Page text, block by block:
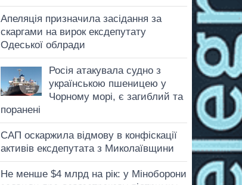
Апеляція призначила засідання за
скаргами на вирок ексдепутату
Одеської облради
Росія атакувала судно з
українською пшеницею у
Чорному морі, є загиблий та
поранені
САП оскаржила відмову в конфіскації
активів ексдепутата з Миколаївщини
Не менше $4 млрд на рік: у Міноборони